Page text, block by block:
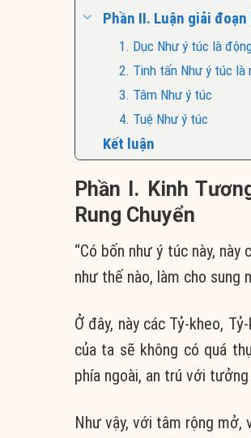
Phần II. Luận giải đoạn
1. Dục Như ý túc là
2. Tinh tấn Như ý túc là
3. Tâm Như ý túc
4. Tuệ Như ý túc
Kết luận
Phần I. Kinh
Rung Chuyển
“Có bốn như ý túc này,
như thế nào, làm cho sung
Ở đây, này các Tỷ-kheo,
của ta sẽ không có quá
phía ngoài, an trú với
Như vậy, với tâm rộng